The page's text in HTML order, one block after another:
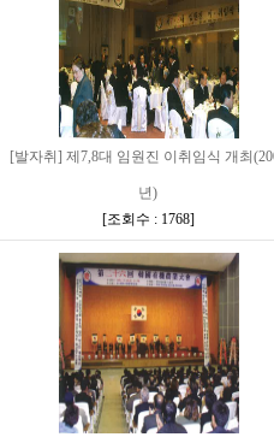
[발자취] 제7,8대 임원진 이취임식 개최
년)
[조회수 : 1768]